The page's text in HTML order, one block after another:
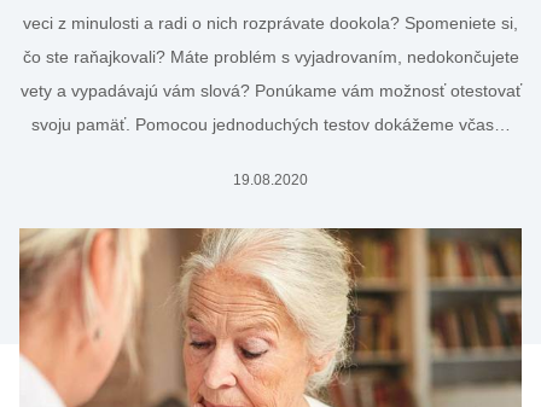
veci z minulosti a radi o nich rozprávate dookola? Spomeniete si,
čo ste raňajkovali? Máte problém s vyjadrovaním, nedokončujete
vety a vypadávajú vám slová? Ponúkame vám možnosť otestovať
svoju pamäť. Pomocou jednoduchých testov dokážeme včas…
19.08.2020